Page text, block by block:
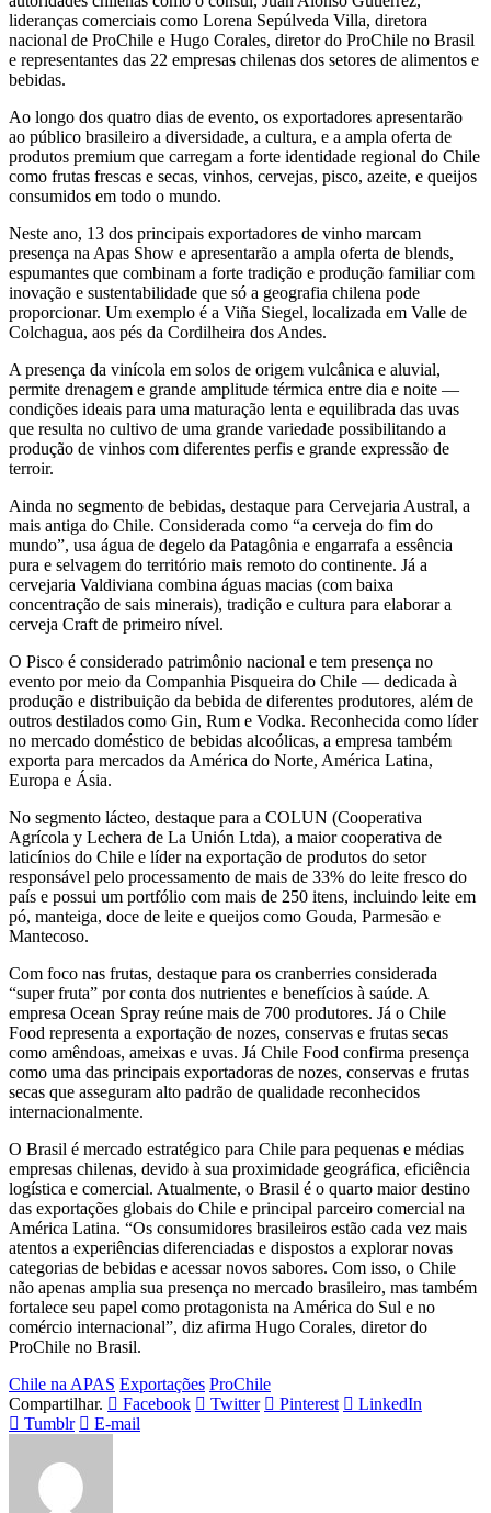
lideranças comerciais como Lorena Sepúlveda Villa, diretora
nacional de ProChile e Hugo Corales, diretor do ProChile no Brasil
e representantes das 22 empresas chilenas dos setores de alimentos e
bebidas.
Ao longo dos quatro dias de evento, os exportadores apresentarão
ao público brasileiro a diversidade, a cultura, e a ampla oferta de
produtos premium que carregam a forte identidade regional do Chile
como frutas frescas e secas, vinhos, cervejas, pisco, azeite, e queijos
consumidos em todo o mundo.
Neste ano, 13 dos principais exportadores de vinho marcam
presença na Apas Show e apresentarão a ampla oferta de blends,
espumantes que combinam a forte tradição e produção familiar com
inovação e sustentabilidade que só a geografia chilena pode
proporcionar. Um exemplo é a Viña Siegel, localizada em Valle de
Colchagua, aos pés da Cordilheira dos Andes.
A presença da vinícola em solos de origem vulcânica e aluvial,
permite drenagem e grande amplitude térmica entre dia e noite —
condições ideais para uma maturação lenta e equilibrada das uvas
que resulta no cultivo de uma grande variedade possibilitando a
produção de vinhos com diferentes perfis e grande expressão de
terroir.
Ainda no segmento de bebidas, destaque para Cervejaria Austral, a
mais antiga do Chile. Considerada como “a cerveja do fim do
mundo”, usa água de degelo da Patagônia e engarrafa a essência
pura e selvagem do território mais remoto do continente. Já a
cervejaria Valdiviana combina águas macias (com baixa
concentração de sais minerais), tradição e cultura para elaborar a
cerveja Craft de primeiro nível.
O Pisco é considerado patrimônio nacional e tem presença no
evento por meio da Companhia Pisqueira do Chile — dedicada à
produção e distribuição da bebida de diferentes produtores, além de
outros destilados como Gin, Rum e Vodka. Reconhecida como líder
no mercado doméstico de bebidas alcoólicas, a empresa também
exporta para mercados da América do Norte, América Latina,
Europa e Ásia.
No segmento lácteo, destaque para a COLUN (Cooperativa
Agrícola y Lechera de La Unión Ltda), a maior cooperativa de
laticínios do Chile e líder na exportação de produtos do setor
responsável pelo processamento de mais de 33% do leite fresco do
país e possui um portfólio com mais de 250 itens, incluindo leite em
pó, manteiga, doce de leite e queijos como Gouda, Parmesão e
Mantecoso.
Com foco nas frutas, destaque para os cranberries considerada
“super fruta” por conta dos nutrientes e benefícios à saúde. A
empresa Ocean Spray reúne mais de 700 produtores. Já o Chile
Food representa a exportação de nozes, conservas e frutas secas
como amêndoas, ameixas e uvas. Já Chile Food confirma presença
como uma das principais exportadoras de nozes, conservas e frutas
secas que asseguram alto padrão de qualidade reconhecidos
internacionalmente.
O Brasil é mercado estratégico para Chile para pequenas e médias
empresas chilenas, devido à sua proximidade geográfica, eficiência
logística e comercial. Atualmente, o Brasil é o quarto maior destino
das exportações globais do Chile e principal parceiro comercial na
América Latina. “Os consumidores brasileiros estão cada vez mais
atentos a experiências diferenciadas e dispostos a explorar novas
categorias de bebidas e acessar novos sabores. Com isso, o Chile
não apenas amplia sua presença no mercado brasileiro, mas também
fortalece seu papel como protagonista na América do Sul e no
comércio internacional”, diz afirma Hugo Corales, diretor do
ProChile no Brasil.
Chile na APAS Exportações ProChile
Compartilhar.
Facebook Twitter Pinterest
LinkedIn
Tumblr
E-mail